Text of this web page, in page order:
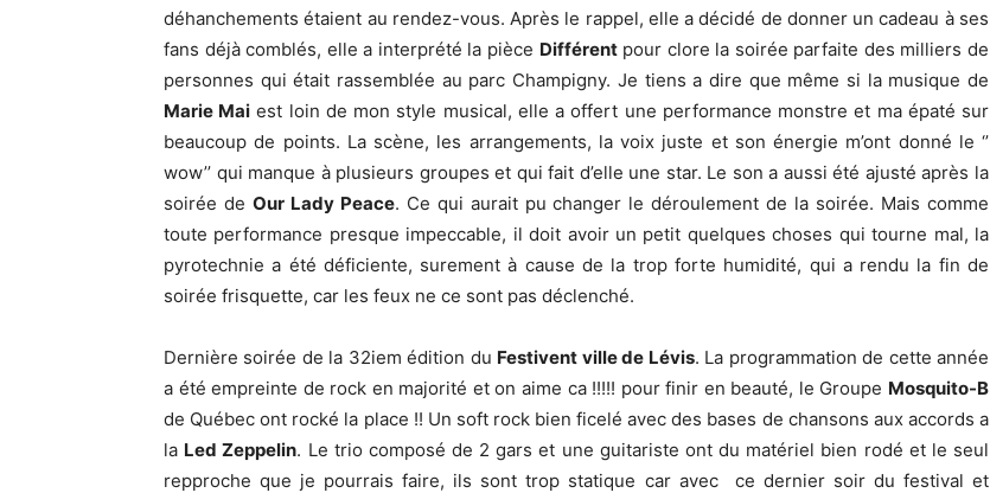
déhanchements étaient au rendez-vous. Après le rappel, elle a décidé de donner un cadeau à ses
fans déjà comblés, elle a interprété la pièce Différentpour clore la soirée parfaite des milliers de
personnes qui était rassemblée au parc Champigny. Je tiens a dire que même si la musique de
Marie Mai est loin de mon style musical, elle a offert une performance monstre et ma épaté sur
beaucoup de points. La scène, les arrangements, la voix juste et son énergie m’ont donné le ‘’
wow’’ qui manque à plusieurs groupes et qui fait d’elle une star. Le son a aussi été ajusté après la
soirée de Our Lady Peace. Ce qui aurait pu changer le déroulement de la soirée. Mais comme
toute performance presque impeccable, il doit avoir un petit quelques choses qui tourne mal, la
pyrotechnie a été déficiente, surement à cause de la trop forte humidité, qui a rendu la fin de
soirée frisquette, car les feux ne ce sont pas déclenché.
Dernière soirée de la 32iem édition du Festivent ville de Lévis. La programmation de cette année
a été empreinte de rock en majorité et on aime ca !!!!! pour finir en beauté, le Groupe Mosquito-B
de Québec ont rocké la place !! Un soft rock bien ficelé avec des bases de chansons aux accords a
la Led Zeppelin. Le trio composé de 2 gars et une guitariste ont du matériel bien rodé et le seul
repproche que je pourrais faire, ils sont trop statique car avec ce dernier soir du festival et